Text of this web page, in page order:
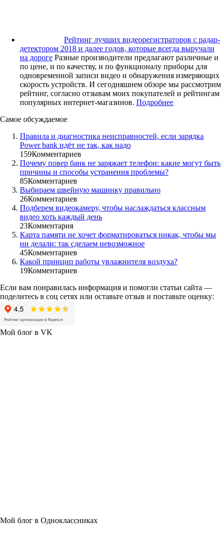
Рейтинг лучших видеорегистраторов с радар-
детектором 2018 и далее годов, которые всегда выручали
на дороге Разные производители предлагают различные и
по цене, и по качеству, и по функционалу приборы для
одновременной записи видео и обнаружения измеряющих
скорость устройств. И сегодняшнем обзоре мы рассмотрим
рейтинг, согласно отзывам моих покупателей и рейтингам
популярных интернет-магазинов. Подробнее
Самое обсуждаемое
Правила и диагностика неисправностей, если зарядка
Power bank идёт не так, как надо
159Комментариев
Почему повер банк не заряжает телефон: какие могут быть
причины и способы устранения проблемы?
85Комментариев
Выбираем швейную машинку правильно
26Комментариев
Подберем видеокамеру, чтобы наслаждаться классным
видео хоть каждый день
23Комментария
Карта памяти не хочет форматироваться никак, чтобы мы
ни делали: так сделаем невозможное
45Комментариев
Какой принцип работы увлажнителя воздуха?
19Комментариев
Если вам понравилась информация и помогли статьи сайта —
поделитесь в соц сетях или оставьте отзыв и поставьте оценку:
Мой блог в VK
Мой блог в Одноклассниках